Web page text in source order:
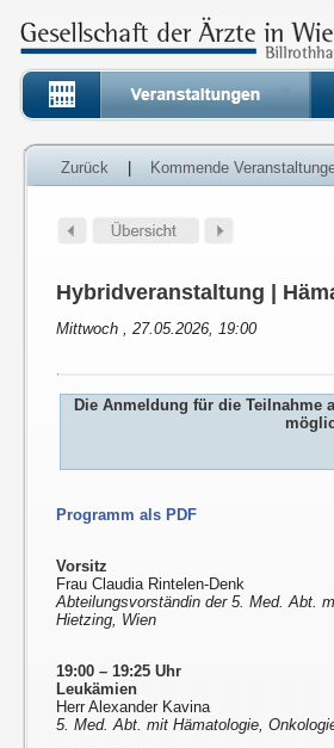
Zurück Kommende
Hybridveranstaltung |
Mittwoch , 27.05.2026, 19:00
Die Anmeldung für die Teilnahme
Programm als PDF
Vorsitz
Frau Claudia Rintelen-Denk
Abteilungsvorständin der 5. Med. Abt.
Hietzing, Wien
19:00 – 19:25 Uhr
Leukämien
Herr Alexander Kavina
5. Med. Abt. mit Hämatologie,